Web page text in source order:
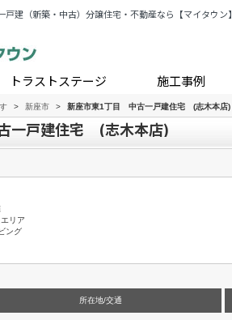
建（新築・中古）分譲住宅・不動産なら【マイタウン】
トラストステージ 施工事例
> 新座市 > 新座市東1丁目 中古一戸建住宅 (志木本店)
一戸建住宅 (志木本店)
リア
ング
所在地/交通